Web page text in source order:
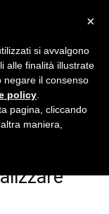
della stagione
×
si avvalgono
alle finalità illustrate
negare il consenso
policy
pagina, cliccando
maniera,